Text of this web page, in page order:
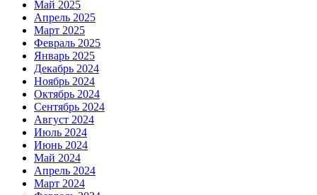
Май 2025
Апрель 2025
Март 2025
Февраль 2025
Январь 2025
Декабрь 2024
Ноябрь 2024
Октябрь 2024
Сентябрь 2024
Август 2024
Июль 2024
Июнь 2024
Май 2024
Апрель 2024
Март 2024